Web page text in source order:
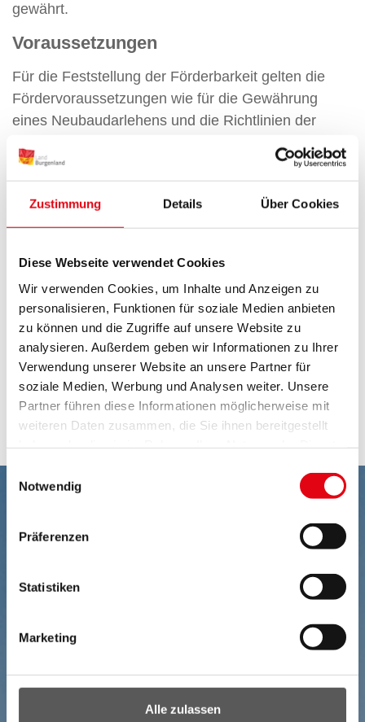
Zustimmung Details Über Cookies
Diese Webseite verwendet Cookies
Wir verwenden Cookies, um Inhalte und Anzeigen zu
personalisieren, Funktionen für soziale Medien anbieten
zu können und die Zugriffe auf unsere Website zu
analysieren. Außerdem geben wir Informationen zu Ihrer
Verwendung unserer Website an unsere Partner für
soziale Medien, Werbung und Analysen weiter. Unsere
Partner führen diese Informationen möglicherweise mit
weiteren Daten zusammen, die Sie ihnen bereitgestellt
Notwendig
Präferenzen
Statistiken
Marketing
Alle zulassen
gewährt.
Voraussetzungen
Für die Feststellung der Förderbarkeit gelten die
Fördervoraussetzungen wie für die Gewährung
eines Neubaudarlehens und die Richtlinien der
Ansuchen um Feststellung der Förderbarkeit
können innerhalb von 24 Monaten ab Erteilung
Fördervoraussetzungen im Überblick /
Einkommen
Energetische Anforderungen
Antragsformular als WORD herunterladen